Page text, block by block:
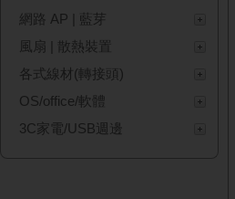
網路 AP | 藍芽
風扇 | 散熱裝置
各式線材(轉接頭)
OS/office/軟體
3C家電/USB週邊